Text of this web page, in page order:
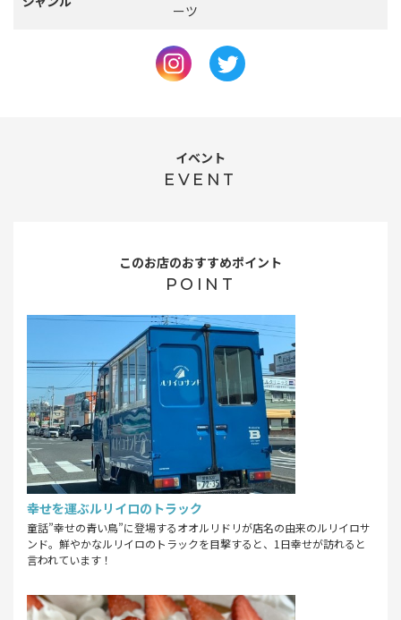
ーツ
イベント
EVENT
このお店のおすすめポイント
POINT
幸せを運ぶルリイロのトラック
童話”幸せの青い鳥”に登場するオオルリドリが店名の由来のルリイロサ
ンド。鮮やかなルリイロのトラックを目撃すると、1日幸せが訪れると
言われています！